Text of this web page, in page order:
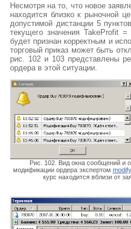
Несмотря на то, что новое
находится близко к рыночной
допустимой дистанции 5
текущего значения TakeProfit
будет признан корректным и
торговый приказ может быть
рис. 102 и 103 представлены
ордера в этой ситуации.
Рис. 102. Вид окна сообщений и
модификации ордера экспертом
курс находится вблизи от